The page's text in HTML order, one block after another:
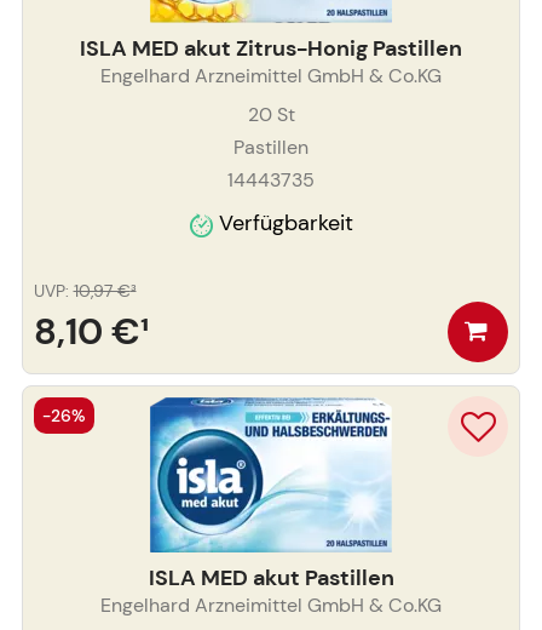
ISLA MED akut Zitrus-Honig Pastillen
Engelhard Arzneimittel GmbH & Co.KG
20St
Pastillen
14443735
Verfügbarkeit
8,10 €¹
UVP: 10,97 €³
ISLA MED akut Pastillen
Engelhard Arzneimittel GmbH & Co.KG
-26%